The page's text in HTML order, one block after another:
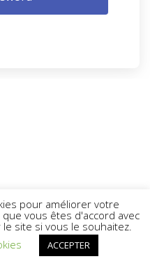
pour améliorer votre
vous êtes d'accord avec
site si vous le souhaitez.
ACCEPTER